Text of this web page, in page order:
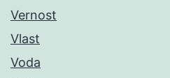
Vernost
Vlast
Voda